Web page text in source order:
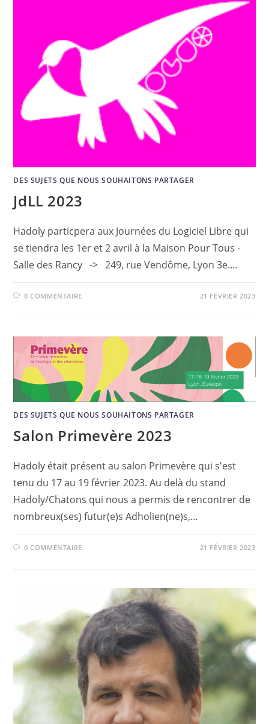
DES SUJETS QUE NOUS SOUHAITONS PARTAGER
JdLL 2023
Hadoly particpera aux Journées du Logiciel Libre qui
se tiendra les 1er et 2 avril à la Maison Pour Tous -
Salle des Rancy -> 249, rue Vendôme, Lyon 3e.…
0 COMMENTAIRE 21 FÉVRIER 2023
DES SUJETS QUE NOUS SOUHAITONS PARTAGER
Salon Primevère 2023
Hadoly était présent au salon Primevère qui s'est
tenu du 17 au 19 février 2023. Au delà du stand
Hadoly/Chatons qui nous a permis de rencontrer de
nombreux(ses) futur(e)s Adholien(ne)s,…
0 COMMENTAIRE 21 FÉVRIER 2023